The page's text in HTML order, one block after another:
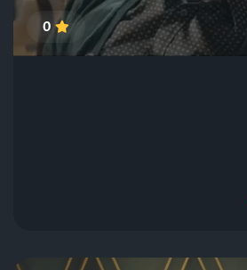
0